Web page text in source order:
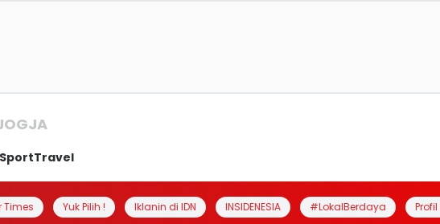
SportTravel
Times Yuk Pilih ! Iklanin di IDN INSIDENESIA #LokalBerdaya